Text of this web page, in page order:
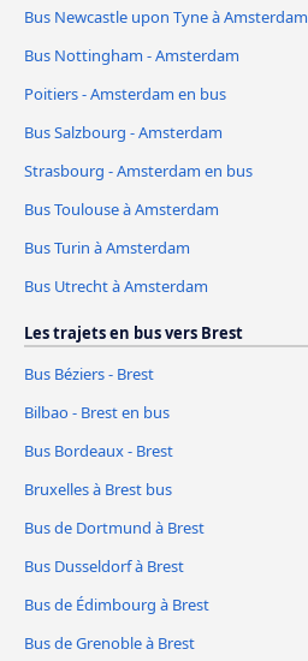
Bus Newcastle upon Tyne à Amsterdam
Bus Nottingham - Amsterdam
Poitiers - Amsterdam en bus
Bus Salzbourg - Amsterdam
Strasbourg - Amsterdam en bus
Bus Toulouse à Amsterdam
Bus Turin à Amsterdam
Bus Utrecht à Amsterdam
Les trajets en bus vers Brest
Bus Béziers - Brest
Bilbao - Brest en bus
Bus Bordeaux - Brest
Bruxelles à Brest bus
Bus de Dortmund à Brest
Bus Dusseldorf à Brest
Bus de Édimbourg à Brest
Bus de Grenoble à Brest